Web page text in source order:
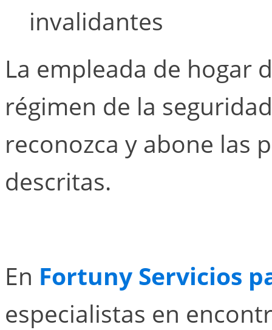
invalidantes
La empleada de hogar
régimen de la
reconozca y abone las
descritas.
En Fortuny Servicios
especialistas en